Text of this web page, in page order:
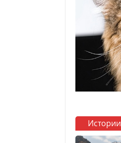
Истории